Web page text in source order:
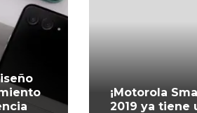
¡Motorola
2019 ya tiene